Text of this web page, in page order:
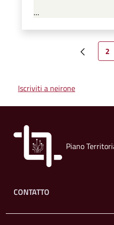
...
Pagina
2
Iscriviti a neirone
Piano
Footer menu
CONTATTO